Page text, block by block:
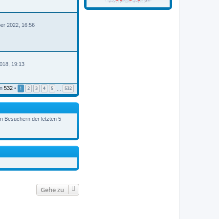
2022, 16:56
19:13
532 • 1 2 3 4 5 … 532
Besuchern der letzten 5
Gehe zu